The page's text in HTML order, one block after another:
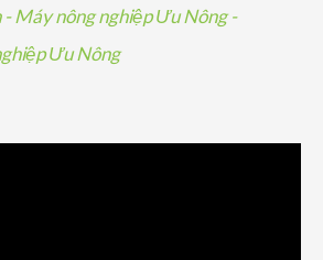
Máy nông nghiệp Ưu Nông -
Ưu Nông